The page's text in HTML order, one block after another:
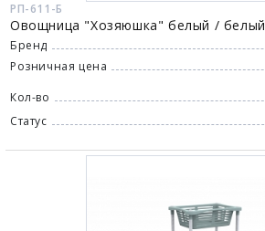
РП-611-Б
Овощница "Хозяюшка" белый / белый
Бренд
Розничная цена
Кол-во
Статус